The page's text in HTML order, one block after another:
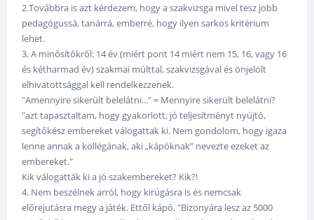
2.Továbbra is azt kérdezem, hogy a szakvizsga mivel tesz jobb
pedagógussá, tanárrá, emberré, hogy ilyen sarkos kritérium
lehet.
3. A minősítőkről: 14 év (miért pont 14 miért nem 15, 16, vagy 16
és kétharmad év) szakmai múlttal, szakvizsgával és önjelölt
elhivatottsággal kell rendelkezzenek.
"Amennyire sikerült belelátni..." = Mennyire sikerült belelátni?
"azt tapasztaltam, hogy gyakorlott, jó teljesítményt nyújtó,
segítőkész embereket válogattak ki. Nem gondolom, hogy igaza
lenne annak a kollégának, aki „kápóknak” nevezte ezeket az
embereket."
Kik válogatták ki a jó szakembereket? Kik?!
4. Nem beszélnek arról, hogy kirúgásra is és nemcsak
előrejutásra megy a játék. Ettől kápó. "Bizonyára lesz az 5000